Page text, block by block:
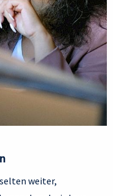
weiter,